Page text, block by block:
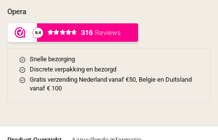
Opera
Snelle bezorging
Discrete verpakking en bezorgd
Gratis verzending Nederland vanaf €50, Belgie en Duitsland
vanaf € 100